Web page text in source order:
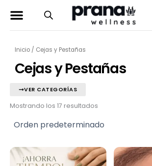
Inicio / Cejas y Pestañas
Cejas y Pestañas
VER CATEGORÍAS
Mostrando los 17 resultados